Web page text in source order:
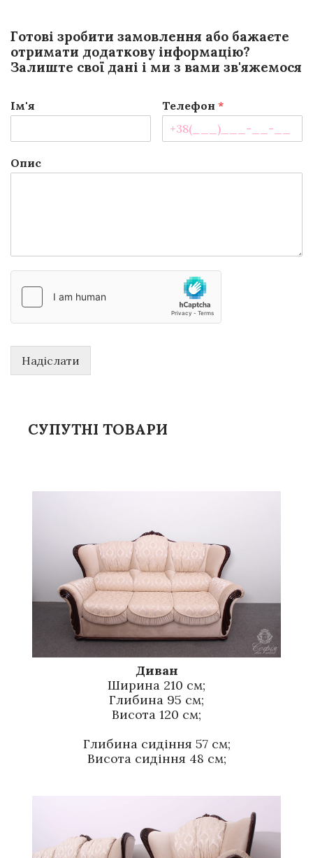
Готові зробити замовлення або бажаєте
отримати додаткову інформацію?
Залиште свої дані і ми з вами зв'яжемося
Ім'я Телефон*
Опис
Надіслати
СУПУТНІ ТОВАРИ
Диван
Ширина 210 см;
Глибина 95 см;
Висота 120 см;
Глибина сидіння 57 см;
Висота сидіння 48 см;